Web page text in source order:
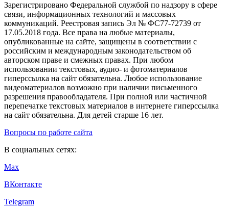
Зарегистрировано Федеральной службой по надзору в сфере
связи, информационных технологий и массовых
коммуникаций. Реестровая запись Эл № ФС77-72739 от
17.05.2018 года. Все права на любые материалы,
опубликованные на сайте, защищены в соответствии с
российским и международным законодательством об
авторском праве и смежных правах. При любом
использовании текстовых, аудио- и фотоматериалов
гиперссылка на сайт обязательна. Любое использование
видеоматериалов возможно при наличии письменного
разрешения правообладателя. При полной или частичной
перепечатке текстовых материалов в интернете гиперссылка
на сайт обязательна. Для детей старше 16 лет.
Вопросы по работе сайта
В социальных сетях:
Max
ВКонтакте
Telegram